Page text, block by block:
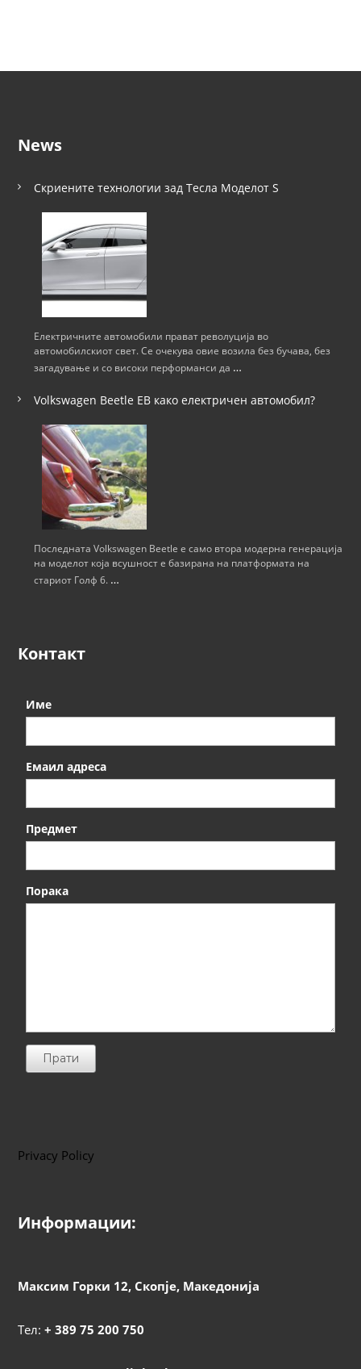
News
Скриените технологии зад Тесла Моделот S
Електричните автомобили прават револуција во
автомобилскиот свет. Се очекува овие возила без бучава, без
загадување и со високи перформанси да …
Volkswagen Beetle ЕВ како електричен автомобил?
Последната Volkswagen Beetle е само втора модерна генерација
на моделот која всушност е базирана на платформата на
стариот Голф 6. …
Контакт
Име
Емаил адреса
Предмет
Порака
Прати
Privacy Policy
Информации:
Максим Горки 12, Скопје, Македонија
Тел: + 389 75 200 750